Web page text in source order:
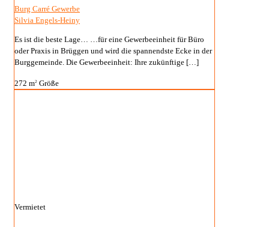
Burg Carré Gewerbe
Silvia Engels-Heiny
Es ist die beste Lage… …für eine Gewerbeeinheit für Büro
oder Praxis in Brüggen und wird die spannendste Ecke in der
Burggemeinde. Die Gewerbeeinheit: Ihre zukünftige […]
272 m2 Größe
Vermietet